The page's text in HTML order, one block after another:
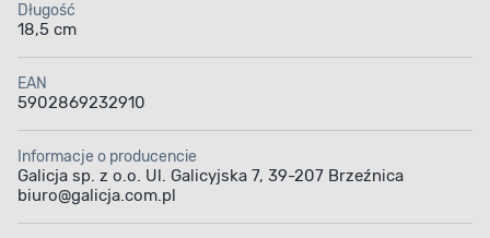
Długość
18,5 cm
EAN
5902869232910
Informacje o producencie
Galicja sp. z o.o. Ul. Galicyjska 7, 39-207 Brzeźnica
biuro@galicja.com.pl